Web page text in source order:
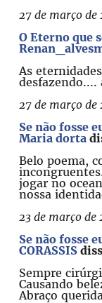
27 de março de
O Eterno que
As
desfazendo....
27 de março de
Se não fosse
Maria dorta
Belo poema,
jogar no
nossa
23 de março de
Se não fosse
CORASSIS
Sempre
Causando
Abraço